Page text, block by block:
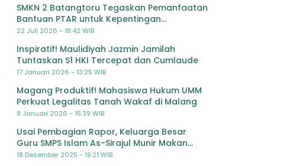
SMKN 2 Batangtoru Tegaskan Pemanfaatan
Bantuan PTAR untuk Kepentingan
Pendidikan
22 Juli 2026 - 18:42 WIB
Inspiratif! Maulidiyah Jazmin Jamilah
Tuntaskan S1 HKI Tercepat dan Cumlaude
17 Januari 2026 - 13:25 WIB
Magang Produktif! Mahasiswa Hukum UMM
Perkuat Legalitas Tanah Wakaf di Malang
8 Januari 2026 - 15:39 WIB
Usai Pembagian Rapor, Keluarga Besar
Guru SMPS Islam As-Sirajul Munir Makan
Bersama Sambut Libur Awal Semester
18 Desember 2025 - 19:21 WIB